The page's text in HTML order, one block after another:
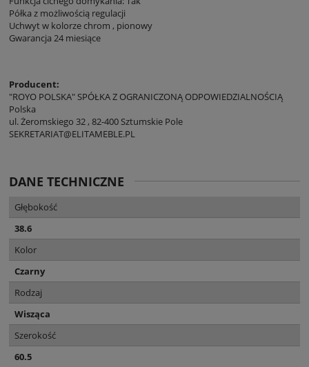
Półka z możliwością regulacji
Uchwyt w kolorze chrom , pionowy
Gwarancja 24 miesiące
Producent:
"ROYO POLSKA" SPÓŁKA Z OGRANICZONĄ ODPOWIEDZIALNOŚCIĄ
Polska
ul. Żeromskiego 32 , 82-400 Sztumskie Pole
SEKRETARIAT@ELITAMEBLE.PL
DANE TECHNICZNE
Głębokość
38.6
Kolor
Czarny
Rodzaj
Wisząca
Szerokość
60.5